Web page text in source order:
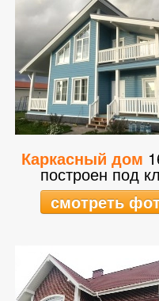
Каркасный дом
построен под
смотреть